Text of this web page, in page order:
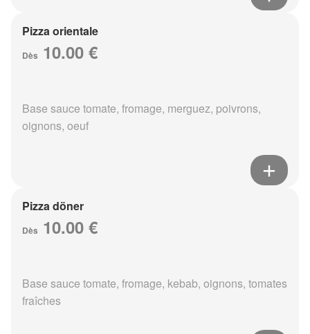
Pizza orientale
Dès 10.00 €
Base sauce tomate, fromage, merguez, poivrons,
oignons, oeuf
Pizza döner
Dès 10.00 €
Base sauce tomate, fromage, kebab, oignons, tomates
fraîches